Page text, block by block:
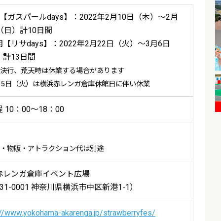
ガスパールdays】：2022年2月10日（木）～2月
日）計10日間
【リサdays】：2022年2月22日（火）～3月6日
計13日間
行、荒天時は休業する場合があります
日（火）は横浜赤レンガ倉庫休館日に伴い休業
10：00～18：00
物販・アトラクション代は別途
レンガ倉庫イベント広場
0001 神奈川県横浜市中区新港1-1）
www.yokohama-akarenga.jp/strawberryfes/